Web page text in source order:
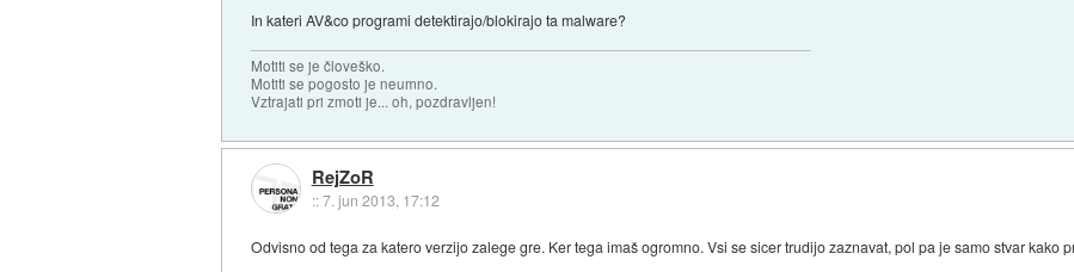
In kateri AV&co programi detektirajo/blokirajo ta malware?
Motiti se je človeško.
Motiti se pogosto je neumno.
Vztrajati pri zmoti je... oh, pozdravljen!
RejZoR
::7. jun 2013, 17:12
Odvisno od tega za katero verzijo zalege gre. Ker tega imaš ogromno. Vsi se sicer trudijo zaznavat, pol pa je samo stvar kako